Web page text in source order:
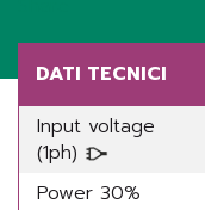
DATI TECNICI
Input voltage
(1ph)
Power 30%